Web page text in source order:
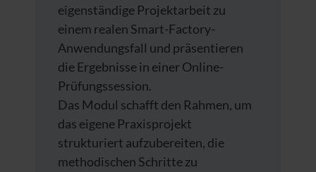
eigenständige Projektarbeit zu
einem realen Smart-Factory-
Anwendungsfall und präsentieren
die Ergebnisse in einer Online-
Prüfungssession.
Das Modul schafft den Rahmen, um
das eigene Praxisprojekt
strukturiert aufzubereiten, die
methodischen Schritte zu